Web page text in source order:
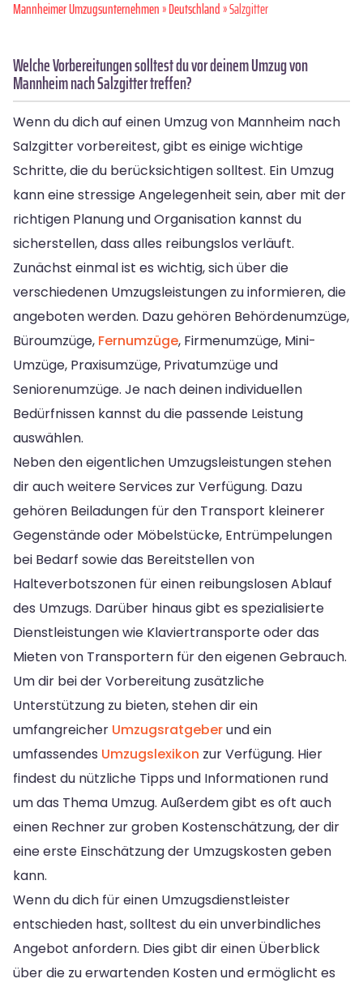
Mannheimer Umzugsunternehmen»Deutschland» Salzgitter
Welche Vorbereitungen solltest du vor deinem Umzug von
Mannheim nach Salzgitter treffen?
Wenn du dich auf einen Umzug von Mannheim nach
Salzgitter vorbereitest, gibt es einige wichtige
Schritte, die du berücksichtigen solltest. Ein Umzug
kann eine stressige Angelegenheit sein, aber mit der
richtigen Planung und Organisation kannst du
sicherstellen, dass alles reibungslos verläuft.
Zunächst einmal ist es wichtig, sich über die
verschiedenen Umzugsleistungen zu informieren, die
angeboten werden. Dazu gehören Behördenumzüge,
Büroumzüge, Fernumzüge, Firmenumzüge, Mini-
Umzüge, Praxisumzüge, Privatumzüge und
Seniorenumzüge. Je nach deinen individuellen
Bedürfnissen kannst du die passende Leistung
auswählen.
Neben den eigentlichen Umzugsleistungen stehen
dir auch weitere Services zur Verfügung. Dazu
gehören Beiladungen für den Transport kleinerer
Gegenstände oder Möbelstücke, Entrümpelungen
bei Bedarf sowie das Bereitstellen von
Halteverbotszonen für einen reibungslosen Ablauf
des Umzugs. Darüber hinaus gibt es spezialisierte
Dienstleistungen wie Klaviertransporte oder das
Mieten von Transportern für den eigenen Gebrauch.
Um dir bei der Vorbereitung zusätzliche
Unterstützung zu bieten, stehen dir ein
umfangreicher Umzugsratgeberund ein
umfassendes Umzugslexikon zur Verfügung. Hier
findest du nützliche Tipps und Informationen rund
um das Thema Umzug. Außerdem gibt es oft auch
einen Rechner zur groben Kostenschätzung, der dir
eine erste Einschätzung der Umzugskosten geben
kann.
Wenn du dich für einen Umzugsdienstleister
entschieden hast, solltest du ein unverbindliches
Angebot anfordern. Dies gibt dir einen Überblick
über die zu erwartenden Kosten und ermöglicht es